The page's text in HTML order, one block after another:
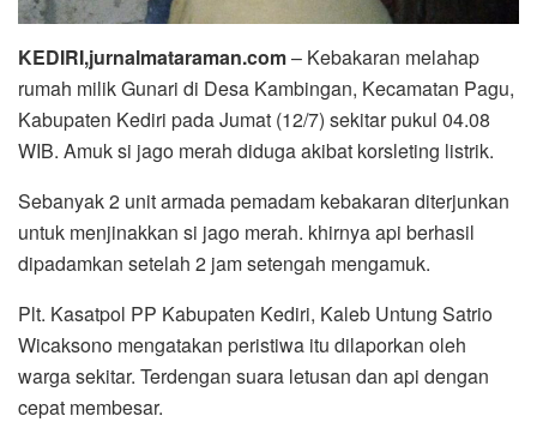
KEDIRI,jurnalmataraman.com– Kebakaran melahap
rumah milik Gunari di Desa Kambingan, Kecamatan Pagu,
Kabupaten Kediri pada Jumat (12/7) sekitar pukul 04.08
WIB. Amuk si jago merah diduga akibat korsleting listrik.
Sebanyak 2 unit armada pemadam kebakaran diterjunkan
untuk menjinakkan si jago merah. khirnya api berhasil
dipadamkan setelah 2 jam setengah mengamuk.
Plt. Kasatpol PP Kabupaten Kediri, Kaleb Untung Satrio
Wicaksono mengatakan peristiwa itu dilaporkan oleh
warga sekitar. Terdengan suara letusan dan api dengan
cepat membesar.